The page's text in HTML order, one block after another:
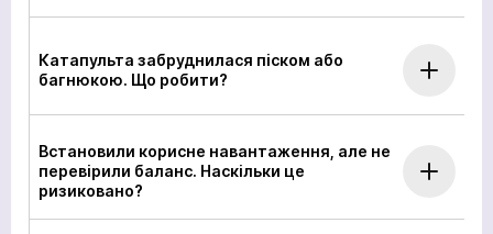
Катапульта забруднилася піском або
багнюкою. Що робити?
Встановили корисне навантаження, але не
перевірили баланс. Наскільки це
ризиковано?